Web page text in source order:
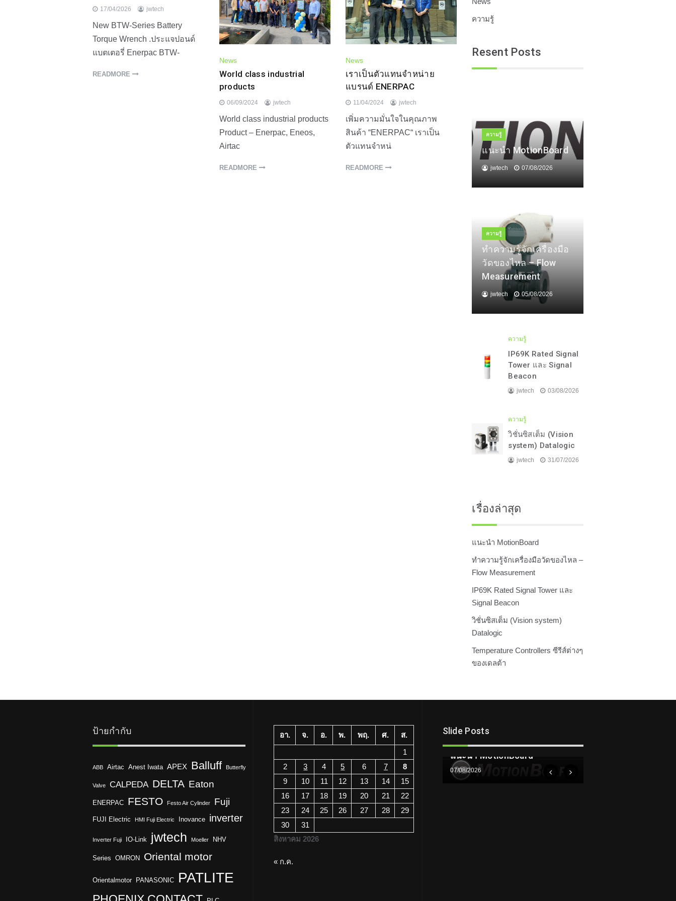
17/04/2026 jwtech
New BTW-Series Battery
Torque Wrench .ประแจปอนด์
แบตเตอรี่ Enerpac BTW-
READMORE
News
World class industrial
products
06/09/2024 jwtech
World class industrial products
Product – Enerpac, Eneos,
Airtac
READMORE
News
เราเป็นตัวแทนจำหน่าย
แบรนด์ ENERPAC
11/04/2024 jwtech
เพิ่มความมั่นใจในคุณภาพ
สินค้า “ENERPAC“ เราเป็น
ตัวแทนจำหน่
READMORE
ความรู้
Resent Posts
ความรู้
แนะนำ MotionBoard
jwtech 07/08/2026
ความรู้
ทำความรู้จักเครื่องมือ
วัดของไหล – Flow
Measurement
jwtech 05/08/2026
ความรู้
IP69K Rated Signal
Tower และ Signal
Beacon
jwtech 03/08/2026
ความรู้
วิชั่นซิสเต็ม (Vision
system) Datalogic
jwtech 31/07/2026
เรื่องล่าสุด
แนะนำ MotionBoard
ทำความรู้จักเครื่องมือวัดของไหล –
Flow Measurement
IP69K Rated Signal Tower และ
Signal Beacon
วิชั่นซิสเต็ม (Vision system)
Datalogic
Temperature Controllers ซีรีส์ต่างๆ
ของเดลต้า
ป้ายกำกับ
ABB Airtac Anest Iwata APEX Balluff Butterfly
Valve CALPEDA DELTA Eaton
ENERPAC FESTO Festo Air Cylinder Fuji
FUJI Electric HMI Fuji Electric Inovance inverter
Inverter Fuji IO-Link jwtech Moeller NHV
Series OMRON Oriental motor
Orientalmotor PANASONIC PATLITE
สิงหาคม 2026
อา. จ. อ. พ. พฤ. ศ.
ส.
1
2
3 4 5 6 7
8
9
10 11 12 13 14
15
16
17 18 19 20 21
22
23
24 25 26 27 28
29
30
31
« ก.ค.
Slide Posts
ความรู้
Temperature Controllers ซีรีส์
ต่างๆ ของเดลต้า
แนะนำ MotionBoard
07/08/2026